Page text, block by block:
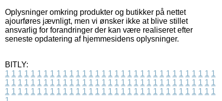
Oplysninger omkring produkter og butikker på nettet
ajourføres jævnligt, men vi ønsker ikke at blive stillet
ansvarlig for forandringer der kan være realiseret efter
seneste opdatering af hjemmesidens oplysninger.
BITLY:
1 1 1 1 1 1 1 1 1 1 1 1 1 1 1 1 1 1 1 1 1 1 1 1 1 1 1 1 1 1 1 1 1
1 1 1 1 1 1 1 1 1 1 1 1 1 1 1 1 1 1 1 1 1 1 1 1 1 1 1 1 1 1 1 1 1
1 1 1 1 1 1 1 1 1 1 1 1 1 1 1 1 1 1 1 1 1 1 1 1 1 1 1 1 1 1 1 1 1